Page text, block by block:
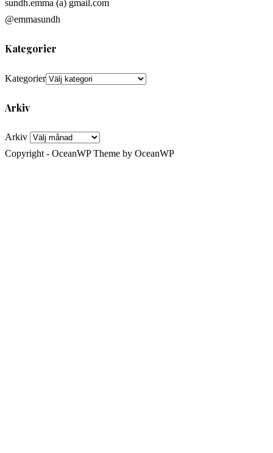
sundh.emma (a) gmail.com
@emmasundh
Kategorier
Kategorier
Arkiv
Arkiv
Copyright - OceanWP Theme by OceanWP